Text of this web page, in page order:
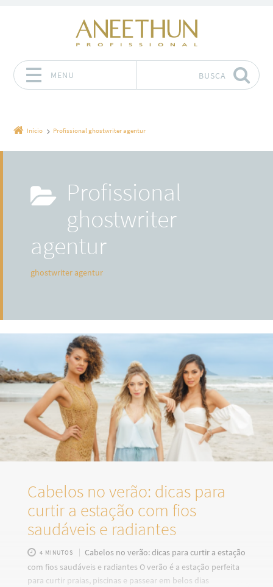
MENU BUSCA
Início Profissional ghostwriter agentur
Profissional
ghostwriter
agentur
ghostwriter agentur
Cabelos no verão: dicas para
curtir a estação com fios
saudáveis e radiantes
4 MINUTOS
Cabelos no verão: dicas para curtir a estação
com fios saudáveis e radiantes O verão é a estação perfeita
para curtir praias, piscinas e passear em belos dias